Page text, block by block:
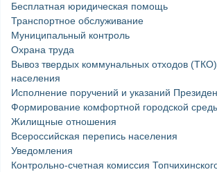
Бесплатная юридическая помощь
Транспортное обслуживание
Муниципальный контроль
Охрана труда
Вывоз твердых коммунальных отходов
населения
Исполнение поручений и указаний
Формирование комфортной городской
Жилищные отношения
Всероссийская перепись населения
Уведомления
Контрольно-счетная комиссия